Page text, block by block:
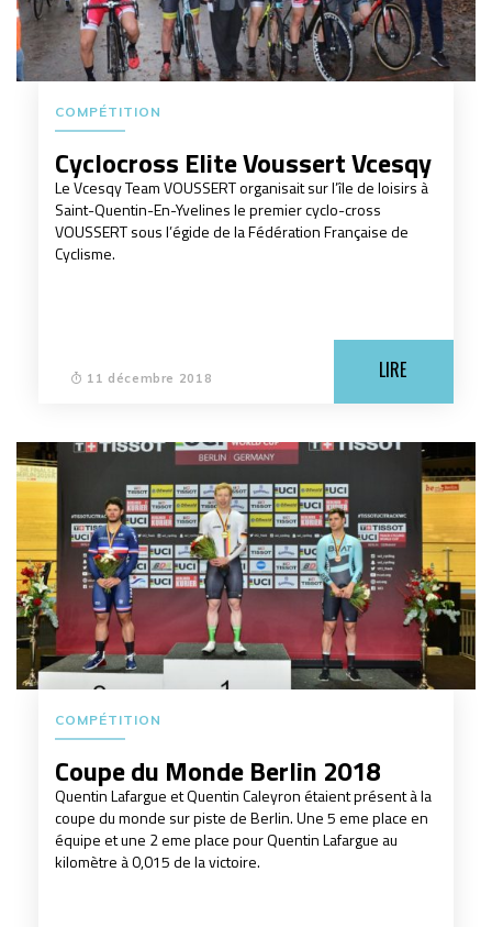
COMPÉTITION
Cyclocross Elite Voussert Vcesqy
Le Vcesqy Team VOUSSERT organisait sur l’île de loisirs à
Saint-Quentin-En-Yvelines le premier cyclo-cross
VOUSSERT sous l’égide de la Fédération Française de
Cyclisme.
11 décembre 2018 LIRE
COMPÉTITION
Coupe du Monde Berlin 2018
Quentin Lafargue et Quentin Caleyron étaient présent à la
coupe du monde sur piste de Berlin. Une 5 eme place en
équipe et une 2 eme place pour Quentin Lafargue au
kilomètre à 0,015 de la victoire.